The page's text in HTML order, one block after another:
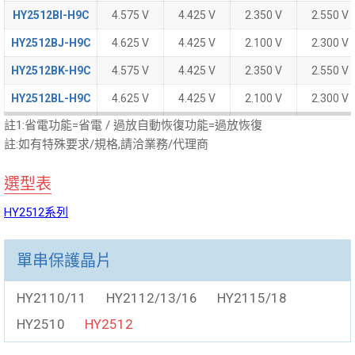
HY2512BI-H9C 4.575 V 4.425 V 2.350 V 2.550 V
HY2512BJ-H9C 4.625 V 4.425 V 2.100 V 2.300 V
HY2512BK-H9C 4.575 V 4.425 V 2.350 V 2.550 V
HY2512BL-H9C 4.625 V 4.425 V 2.100 V 2.300 V
HY2512BI-H9C
HY2512BJ-H9C
HY2512BK-H9C
HY2512BL-H9C
註1:省電功能=省電 / 過放自動恢復功能=過放恢復
註:如有特殊要求/規格,請洽業務/代理商
選型表
HY2512系列
單串保護晶片
HY2110/11 HY2112/13/16
HY2115/18
HY2510
HY2512